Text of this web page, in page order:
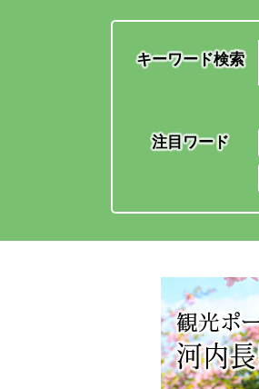
キーワード検索
注目ワード